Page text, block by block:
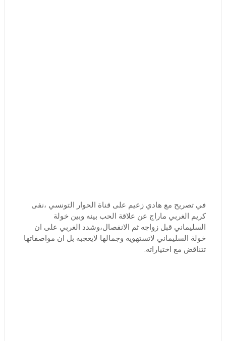
في تصريح مع هادي زعيم على قناة الحوار التونسي ،نفى
كريم الغربي ماراج عن علاقة الحب بينه وبين خولة
السليماني قبل زواجه ثم الانفصال،وشدد الغربي على ان
خولة السليماني لاتستهويه وجمالها لايعجبه بل ان مواصفاتها
تتناقض مع اختياراته.